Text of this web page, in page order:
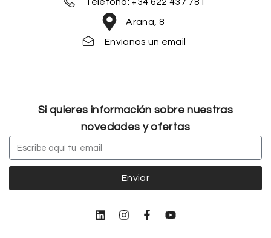
Arana, 8
Envíanos un email
Si quieres información sobre nuestras
novedades y ofertas
Enviar